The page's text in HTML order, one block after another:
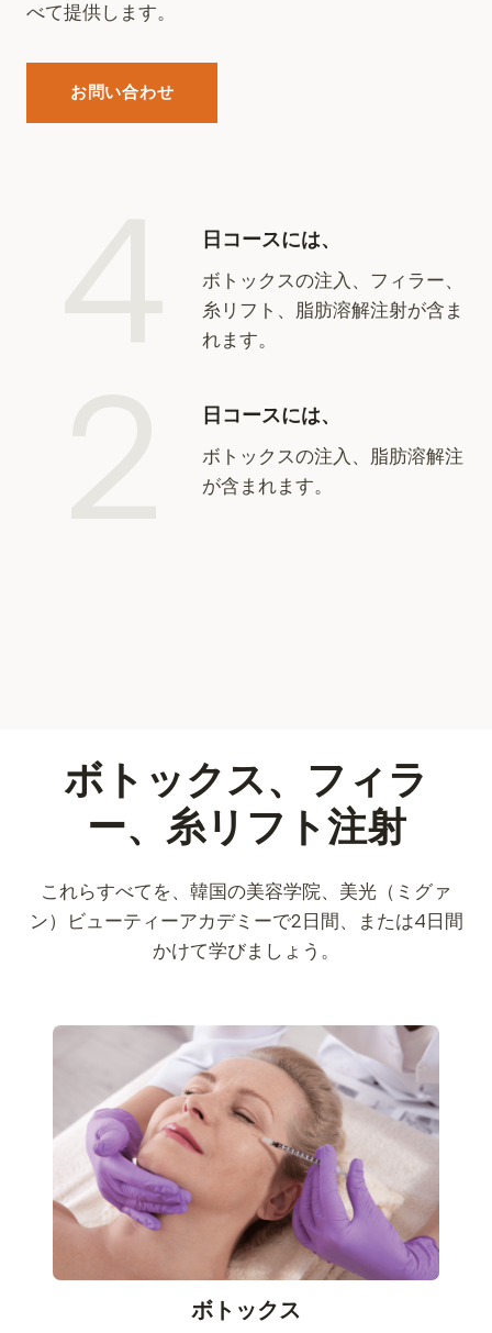
べて提供します。
お問い合わせ
日コースには、
ボトックスの注入、フィラー、
糸リフト、脂肪溶解注射が含ま
れます。
日コースには、
ボトックスの注入、脂肪溶解注
が含まれます。
ボトックス、フィラ
ー、糸リフト注射
これらすべてを、韓国の美容学院、美光（ミグァ
ン）ビューティーアカデミーで2日間、または4日間
かけて学びましょう。
ボトックス